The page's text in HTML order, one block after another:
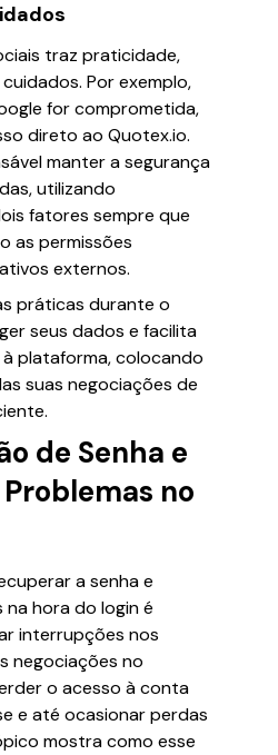
traz praticidade,
Por exemplo,
for comprometida,
direto ao Quotex.io.
manter a segurança
utilizando
fatores sempre que
as permissões
externos.
práticas durante o
seus dados e facilita
plataforma, colocando
suas negociações de
de Senha e
no
a senha e
hora do login é
interrupções nos
negociações no
o acesso à conta
e até ocasionar perdas
mostra como esse